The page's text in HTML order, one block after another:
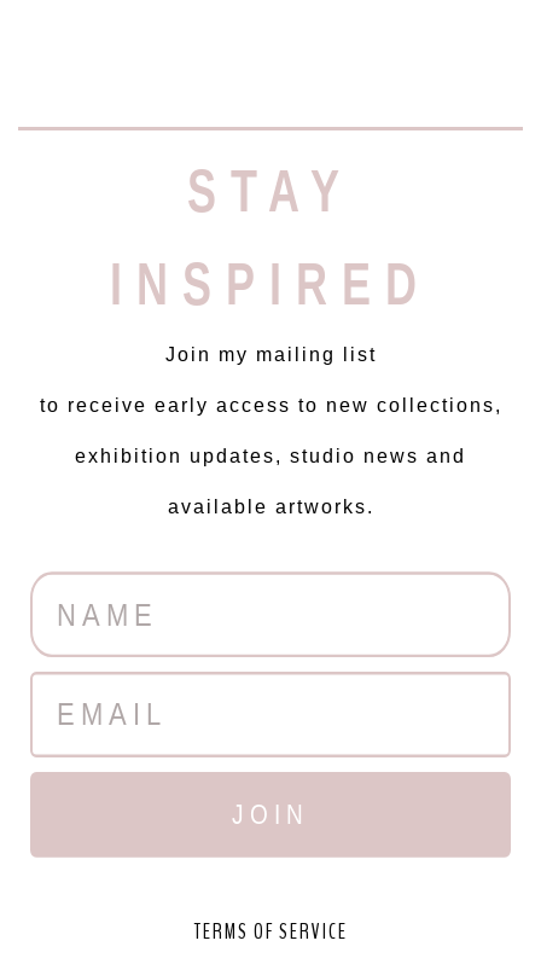
STAY
INSPIRED
Join my mailing list
to receive early access to new collections,
exhibition updates, studio news and
available artworks.
JOIN
TERMS OF SERVICE